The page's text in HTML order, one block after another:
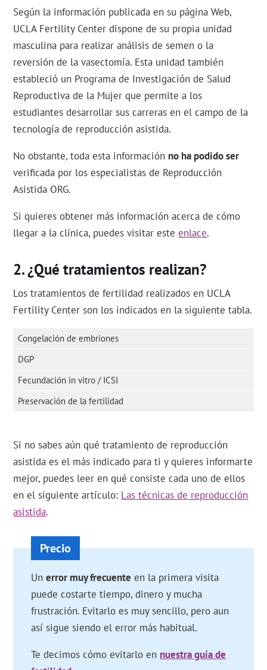
Según la información publicada en su página Web,
UCLA Fertility Center dispone de su propia unidad
masculina para realizar análisis de semen o la
reversión de la vasectomía. Esta unidad también
estableció un Programa de Investigación de Salud
Reproductiva de la Mujer que permite a los
estudiantes desarrollar sus carreras en el campo de la
tecnología de reproducción asistida.
No obstante, toda esta información no ha podido ser
verificada por los especialistas de Reproducción
Asistida ORG.
Si quieres obtener más información acerca de cómo
llegar a la clínica, puedes visitar esteenlace.
¿Qué tratamientos realizan?
Los tratamientos de fertilidad realizados en UCLA
Fertility Center son los indicados en la siguiente tabla.
Congelación de embriones
DGP
Fecundación in vitro / ICSI
Preservación de la fertilidad
Si no sabes aún qué tratamiento de reproducción
asistida es el más indicado para ti y quieres informarte
mejor, puedes leer en qué consiste cada uno de ellos
en el siguiente artículo: Las técnicas de reproducción
asistida.
Unerror muy frecuente en la primera visita
puede costarte tiempo, dinero y mucha
frustración. Evitarlo es muy sencillo, pero aun
así sigue siendo el error más habitual.
Te decimos cómo evitarlo en nuestra guía de